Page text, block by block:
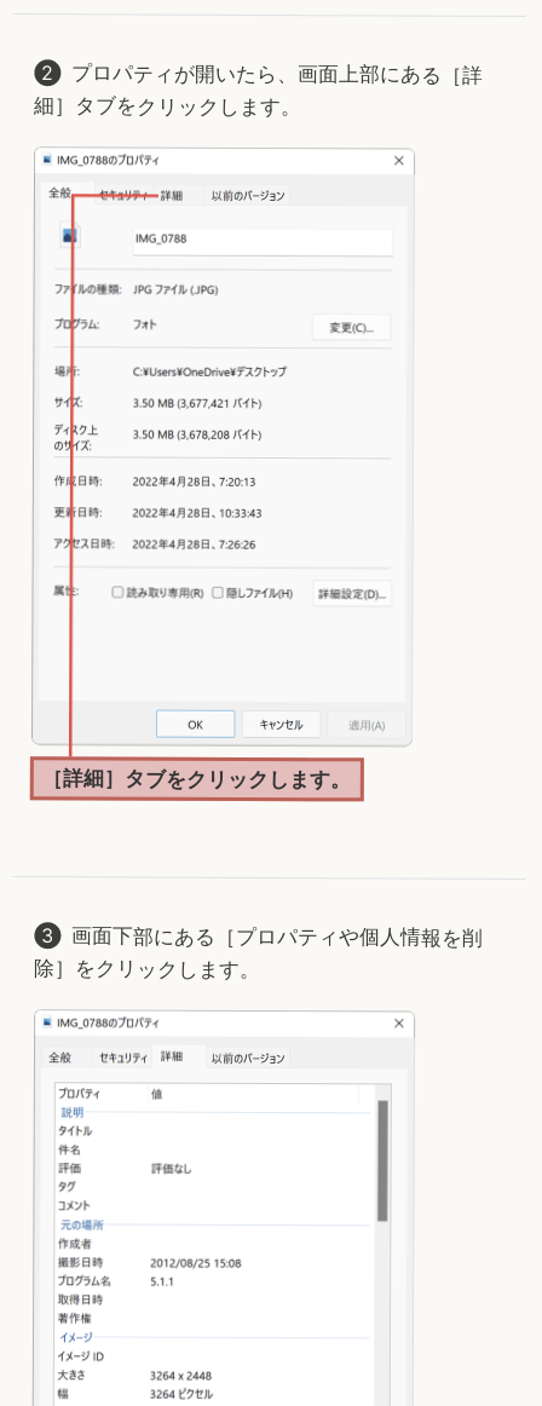
プロパティが開いたら、画面上部にある［詳
細］タブをクリックします。
［詳細］タブをクリックします。
画面下部にある［プロパティや個人情報を削
除］をクリックします。